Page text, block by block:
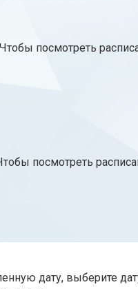
посмотреть
посмотреть
дату, выберите